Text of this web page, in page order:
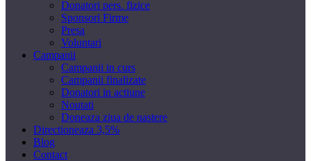
Donatori pers. fizice
Sponsori Firme
Presa
Voluntari
Campanii
Campanii in curs
Campanii finalizate
Donatori in actiune
Noutati
Doneaza ziua de nastere
Directioneaza 3,5%
Blog
Contact